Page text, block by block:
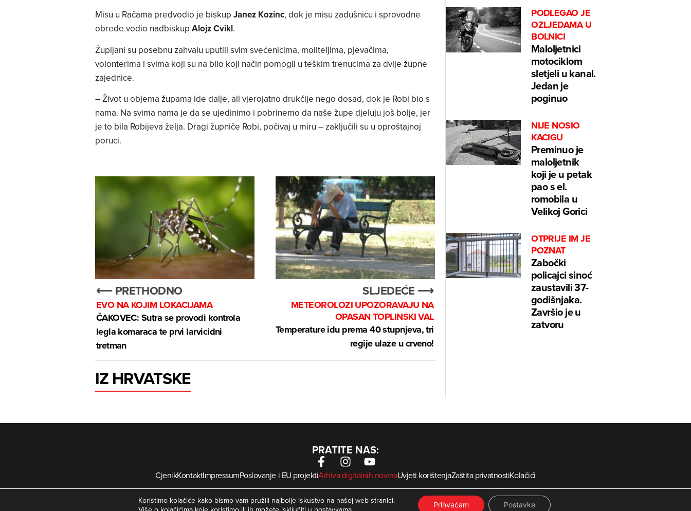
Misu u Račama predvodio je biskup Janez Kozinc, dok je misu zadušnicu i sprovodne
obrede vodio nadbiskup Alojz Cvikl.
Župljani su posebnu zahvalu uputili svim svećenicima, moliteljima, pjevačima,
volonterima i svima koji su na bilo koji način pomogli u teškim trenucima za dvije župne
zajednice.
– Život u objema župama ide dalje, ali vjerojatno drukčije nego dosad, dok je Robi bio s
nama. Na svima nama je da se ujedinimo i pobrinemo da naše župe djeluju još bolje, jer
je to bila Robijeva želja. Dragi župniče Robi, počivaj u miru – zaključili su u oproštajnoj
poruci.
⟵ PRETHODNO
EVO NA KOJIM LOKACIJAMA
ČAKOVEC: Sutra se provodi kontrola
legla komaraca te prvi larvicidni
tretman
SLJEDEĆE ⟶
METEOROLOZI UPOZORAVAJU NA
OPASAN TOPLINSKI VAL
Temperature idu prema 40 stupnjeva, tri
regije ulaze u crveno!
IZ HRVATSKE
PODLEGAO JE
OZLJEDAMA U
BOLNICI
Maloljetnici
motociklom
sletjeli u kanal.
Jedan je
poginuo
NIJE NOSIO
KACIGU
Preminuo je
maloljetnik
koji je u petak
pao s el.
romobila u
Velikoj Gorici
OTPRIJE IM JE
POZNAT
Zabočki
policajci sinoć
zaustavili 37-
godišnjaka.
Završio je u
zatvoru
PRATITE NAS:
CjenikKontaktImpressumPoslovanje i EU projektiArhiva digitalnih novinaUvjeti korištenjaZaštita privatnostiKolačići
© Zagorje International – Sva prava pridržana | Developed bykrMedia
Koristimo kolačiće kako bismo vam pružili najbolje iskustvo na našoj web stranici.
Prihvaćam Postavke